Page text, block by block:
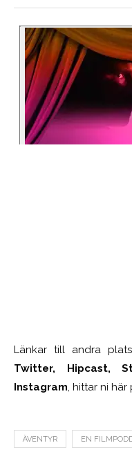
Länkar till andra
Twitter, Hipcast,
Instagram, hittar ni här
ÄVENTYR EN